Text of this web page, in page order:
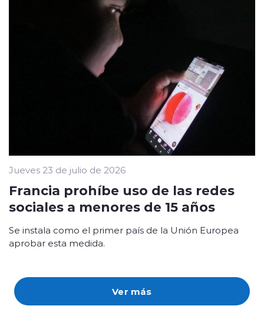
Ver más
Jueves 23 de julio de 2026
Francia prohíbe uso de las redes
sociales a menores de 15 años
Se instala como el primer país de la Unión Europea
aprobar esta medida.